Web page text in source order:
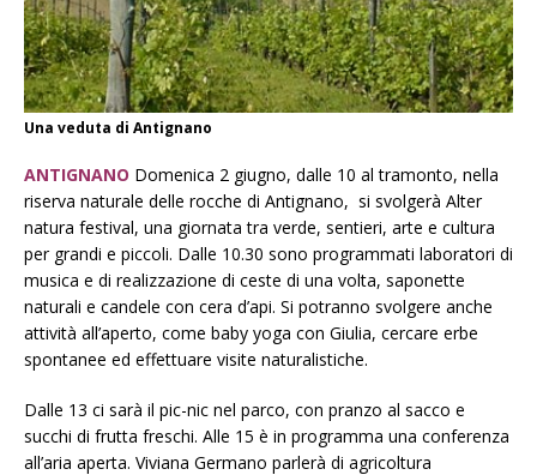
Una veduta di Antignano
ANTIGNANO Domenica 2 giugno, dalle 10 al tramonto, nella
riserva naturale delle rocche di Antignano, si svolgerà Alter
natura festival, una giornata tra verde, sentieri, arte e cultura
per grandi e piccoli. Dalle 10.30 sono programmati laboratori di
musica e di realizzazione di ceste di una volta, saponette
naturali e candele con cera d’api. Si potranno svolgere anche
attività all’aperto, come baby yoga con Giulia, cercare erbe
spontanee ed effettuare visite naturalistiche.
Dalle 13 ci sarà il pic-nic nel parco, con pranzo al sacco e
succhi di frutta freschi. Alle 15 è in programma una conferenza
all’aria aperta. Viviana Germano parlerà di agricoltura